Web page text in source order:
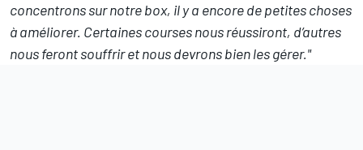
concentrons sur notre box, il y a encore de petites choses
à améliorer. Certaines courses nous réussiront, d’autres
nous feront souffrir et nous devrons bien les gérer."